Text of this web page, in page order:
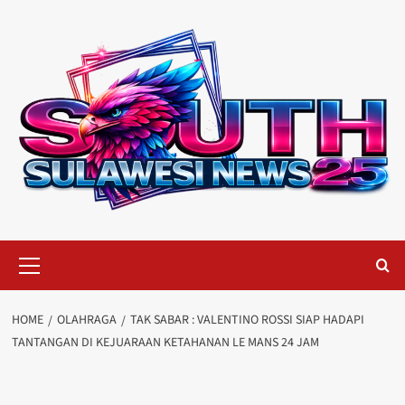
Menu
HOME OLAHRAGA
TAK SABAR : VALENTINO ROSSI SIAP HADAPI
TANTANGAN DI KEJUARAAN KETAHANAN LE MANS 24 JAM